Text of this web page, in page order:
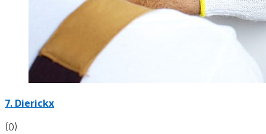
7. Dierickx
(0)